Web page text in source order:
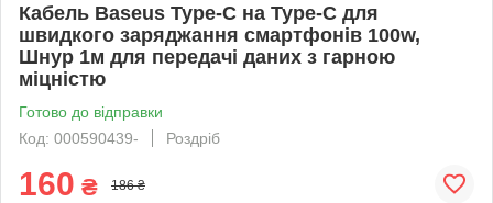
Кабель Baseus Type-C на Type-C для
швидкого заряджання смартфонів 100w,
Шнур 1м для передачі даних з гарною
міцністю
Готово до відправки
Код: 000590439-
Роздріб
160 ₴ 186 ₴